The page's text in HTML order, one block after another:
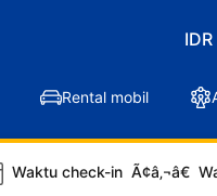
IDR
Rental mobil
Waktu check-in Ã¢â‚¬â€